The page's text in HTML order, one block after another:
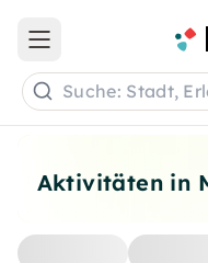
Aktivitäten in
Open main menu
Suche: Stadt,